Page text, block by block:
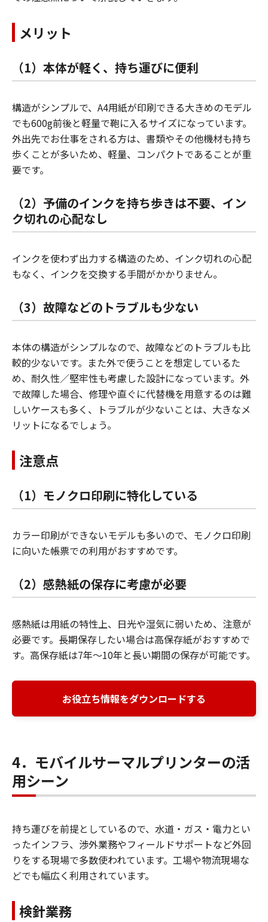
メリット
（1）本体が軽く、持ち運びに便利
構造がシンプルで、A4用紙が印刷できる大きめのモデル
でも600g前後と軽量で鞄に入るサイズになっています。
外出先でお仕事をされる方は、書類やその他機材も持ち
歩くことが多いため、軽量、コンパクトであることが重
要です。
（2）予備のインクを持ち歩きは不要、イン
ク切れの心配なし
インクを使わず出力する構造のため、インク切れの心配
もなく、インクを交換する手間がかかりません。
（3）故障などのトラブルも少ない
本体の構造がシンプルなので、故障などのトラブルも比
較的少ないです。また外で使うことを想定しているた
め、耐久性／堅牢性も考慮した設計になっています。外
で故障した場合、修理や直ぐに代替機を用意するのは難
しいケースも多く、トラブルが少ないことは、大きなメ
リットになるでしょう。
注意点
（1）モノクロ印刷に特化している
カラー印刷ができないモデルも多いので、モノクロ印刷
に向いた帳票での利用がおすすめです。
（2）感熱紙の保存に考慮が必要
感熱紙は用紙の特性上、日光や湿気に弱いため、注意が
必要です。長期保存したい場合は高保存紙がおすすめで
す。高保存紙は7年～10年と長い期間の保存が可能です。
お役立ち情報をダウンロードする
4．モバイルサーマルプリンターの活
用シーン
持ち運びを前提としているので、水道・ガス・電力とい
ったインフラ、渉外業務やフィールドサポートなど外回
りをする現場で多数使われています。工場や物流現場な
どでも幅広く利用されています。
検針業務